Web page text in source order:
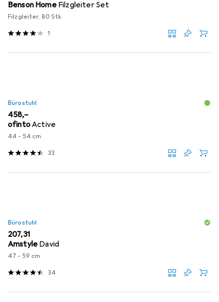
Benson Home Filzgleiter Set
Filzgleiter, 80 Stk.
1
Bürostuhl
EUR
458,–
ofintoActive
44 - 54 cm
33
Bürostuhl
EUR
207,31
Amstyle David
47 - 59 cm
34